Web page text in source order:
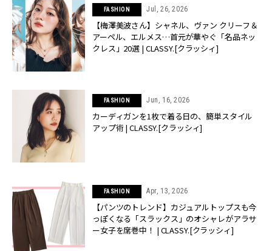
FASHION Jul, 26, 2026
【梅澤美波さん】シャネル、ヴァン クリーフ＆
アーペル、エルメス…首元が華やぐ「名品ネッ
クレス」20選 | CLASSY.[クラッシィ]
FASHION Jun, 16, 2026
カーディガンを1枚で着る日の、簡単スタイル
アップ術 | CLASSY.[クラッシィ]
FASHION Apr, 13, 2026
【パンツのトレンド】カジュアルトップスも今
っぽくなる「スラックス」のオシャレがアラサ
ー女子を席巻中！ | CLASSY.[クラッシィ]